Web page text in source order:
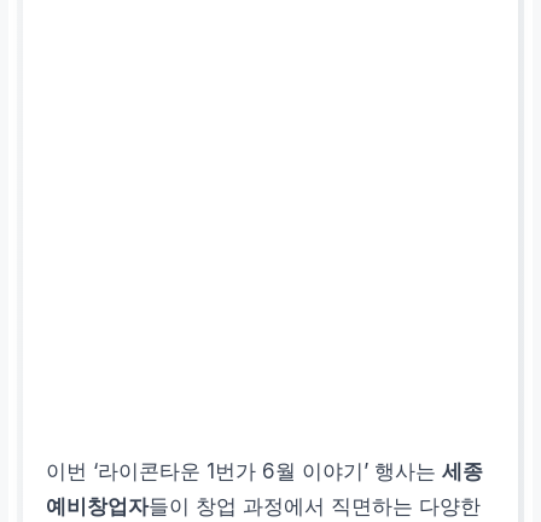
이번 ‘라이콘타운 1번가 6월 이야기’ 행사는세종
예비창업자들이 창업 과정에서 직면하는 다양한